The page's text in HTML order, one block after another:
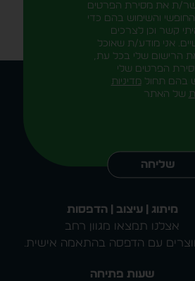
ת את מסירת הפרטים
החופשי והשימוש בהם כדי
קשר וכן לצרכים
אני מודע/ת שאוכל
הרישום שלי בכל עת,
הפרטים שלי
בהם תחול מדיניות
של האתר
שליחה
מיתוג | עיצוב | הדפסות
אצלנו תמצאו מגוון רחב
עם הדפסה בהתאמה אישית.
שעות פתיחה